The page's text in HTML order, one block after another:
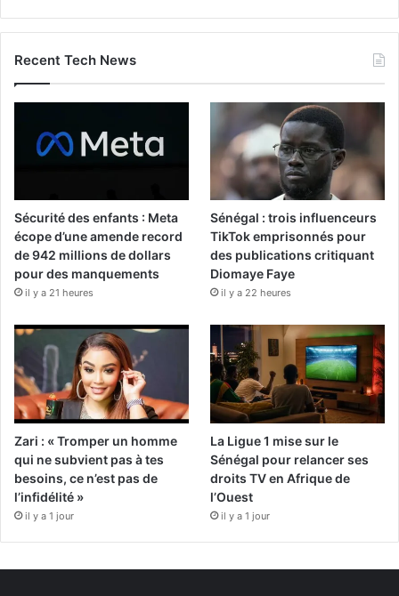
Recent Tech News
Sécurité des enfants : Meta
écope d’une amende record
de 942 millions de dollars
pour des manquements
il y a 21 heures
Sénégal : trois influenceurs
TikTok emprisonnés pour
des publications critiquant
Diomaye Faye
il y a 22 heures
Zari : « Tromper un homme
qui ne subvient pas à tes
besoins, ce n’est pas de
l’infidélité »
il y a 1 jour
La Ligue 1 mise sur le
Sénégal pour relancer ses
droits TV en Afrique de
l’Ouest
il y a 1 jour